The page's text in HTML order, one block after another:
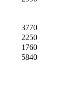
3770
2250
1760
5840